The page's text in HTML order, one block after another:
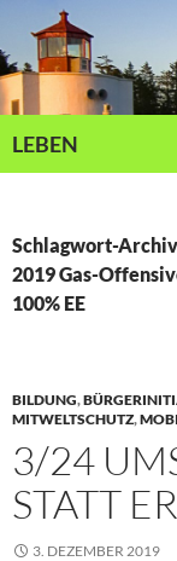
Inhalt
springen
LEBEN
Schlagwort-
2019 Gas-
100% EE
BILDUNG,
MITWELTSCHUTZ,
3/24
STATT
3. DEZEMBER 2019